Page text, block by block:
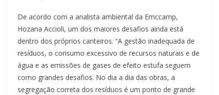
De acordo com a analista ambiental da Emccamp,
Hozana Accioli, um dos maiores desafios ainda está
dentro dos próprios canteiros. “A gestão inadequada de
resíduos, o consumo excessivo de recursos naturais e de
água e as emissões de gases de efeito estufa seguem
como grandes desafios. No dia a dia das obras, a
segregação correta dos resíduos é um ponto de grande